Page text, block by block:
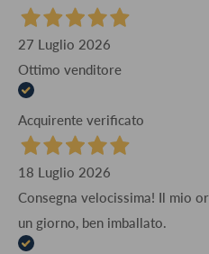
27 Luglio 2026
Ottimo venditore
Acquirente verificato
18 Luglio 2026
Consegna velocissima! Il mio
un giorno, ben imballato.